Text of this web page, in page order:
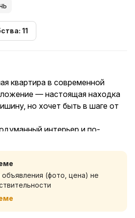
11
квартира в современной
— настоящая находка
но хочет быть в шаге от
интерьер и по-
свет, пить утренний
после шумного дня в
вариант:
район. До центра 10 минут на
(фото, цена) не